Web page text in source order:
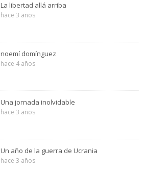
La libertad allá arriba
hace 3 años
noemí domínguez
hace 4 años
Una jornada inolvidable
hace 3 años
Un año de la guerra de Ucrania
hace 3 años